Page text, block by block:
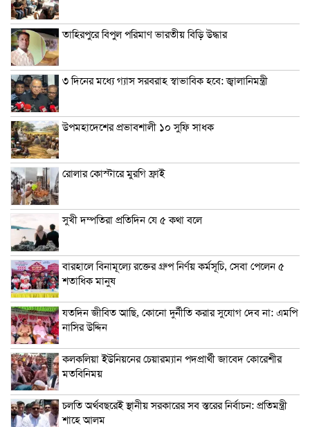
তাহিরপুরে বিপুল পরিমাণ ভারতীয় বিড়ি উদ্ধার
৩ দিনের মধ্যে গ্যাস সরবরাহ স্বাভাবিক হবে: জ্বালানিমন্ত্রী
উপমহাদেশের প্রভাবশালী ১০ সুফি সাধক
রোলার কোস্টারে মুরগি ফ্রাই
সুখী দম্পতিরা প্রতিদিন যে ৫ কথা বলে
বারহালে বিনামূল্যে রক্তের গ্রুপ নির্ণয় কর্মসূচি, সেবা পেলেন ৫
শতাধিক মানুষ
যতদিন জীবিত আছি, কোনো দুর্নীতি করার সুযোগ দেব না: এমপি
নাসির উদ্দিন
কলকলিয়া ইউনিয়নের চেয়ারম্যান পদপ্রার্থী জাবেদ কোরেশীর
মতবিনিময়
চলতি অর্থবছরেই স্থানীয় সরকারের সব স্তরের নির্বাচন: প্রতিমন্ত্রী
শাহে আলম